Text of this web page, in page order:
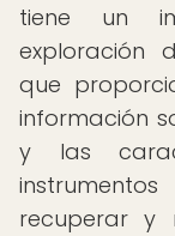
tiene un
exploración
que
información
y las
recuperar y